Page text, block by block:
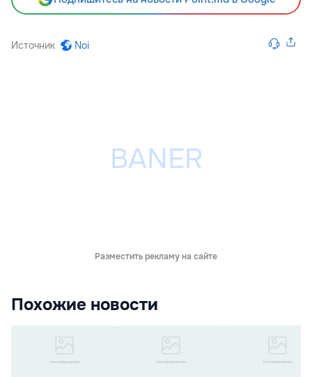
Источник Noi
Разместить рекламу на сайте
Похожие новости